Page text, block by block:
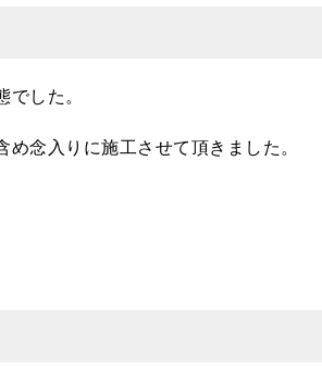
した。
念入りに施工させて頂きました。